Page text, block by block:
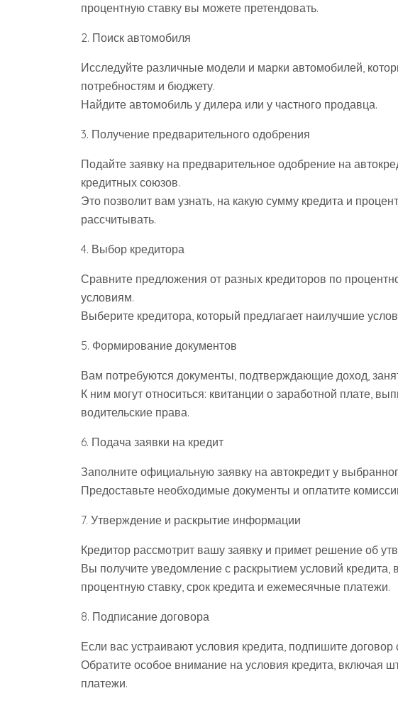
процентную ставку вы можете претендовать.
2. Поиск автомобиля
Исследуйте различные модели и марки автомобилей,
потребностям и бюджету.
Найдите автомобиль у дилера или у частного продавца.
3. Получение предварительного одобрения
Подайте заявку на предварительное одобрение на
кредитных союзов.
Это позволит вам узнать, на какую сумму кредита и
рассчитывать.
4. Выбор кредитора
Сравните предложения от разных кредиторов по
условиям.
Выберите кредитора, который предлагает наилучшие
5. Формирование документов
Вам потребуются документы, подтверждающие доход,
К ним могут относиться: квитанции о заработной плате,
водительские права.
6. Подача заявки на кредит
Заполните официальную заявку на автокредит у
Предоставьте необходимые документы и оплатите
7. Утверждение и раскрытие информации
Кредитор рассмотрит вашу заявку и примет решение об
Вы получите уведомление с раскрытием условий кредита,
процентную ставку, срок кредита и ежемесячные платежи.
8. Подписание договора
Если вас устраивают условия кредита, подпишите
Обратите особое внимание на условия кредита, включая
платежи.